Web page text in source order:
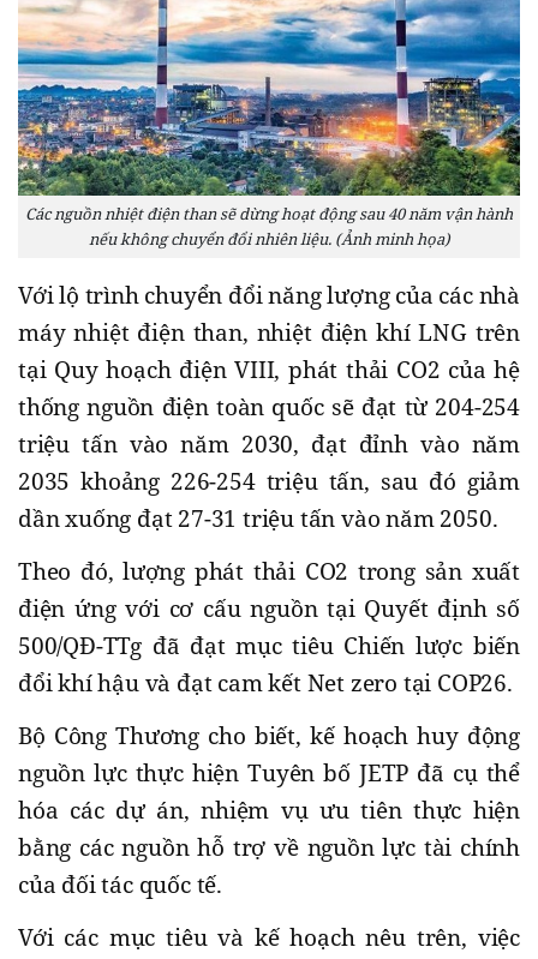
Các nguồn nhiệt điện than sẽ dừng hoạt động sau 40 năm vận hành
nếu không chuyển đổi nhiên liệu. (Ảnh minh họa)
Với lộ trình chuyển đổi năng lượng của các nhà
máy nhiệt điện than, nhiệt điện khí LNG trên
tại Quy hoạch điện VIII, phát thải CO2 của hệ
thống nguồn điện toàn quốc sẽ đạt từ 204-254
triệu tấn vào năm 2030, đạt đỉnh vào năm
2035 khoảng 226-254 triệu tấn, sau đó giảm
dần xuống đạt 27-31 triệu tấn vào năm 2050.
Theo đó, lượng phát thải CO2 trong sản xuất
điện ứng với cơ cấu nguồn tại Quyết định số
500/QĐ-TTg đã đạt mục tiêu Chiến lược biến
đổi khí hậu và đạt cam kết Net zero tại COP26.
Bộ Công Thương cho biết, kế hoạch huy động
nguồn lực thực hiện Tuyên bố JETP đã cụ thể
hóa các dự án, nhiệm vụ ưu tiên thực hiện
bằng các nguồn hỗ trợ về nguồn lực tài chính
của đối tác quốc tế.
Với các mục tiêu và kế hoạch nêu trên, việc